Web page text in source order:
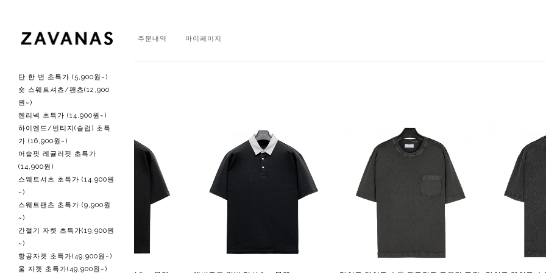
회원가입 로그인 주문내역 마이페이지
단 한 번 초특가 (5,900원~)
숏 스웨트셔츠/팬츠(12,900
원~)
헨리넥 초특가 (14,900원~)
하이엔드/빈티지(슬럽) 초특
가 (16,900원~)
머슬핏 레귤러핏 초특가
(14,900원)
스웨트셔츠 초특가 (14,900원
~)
스웨트팬츠 초특가 (9,900원
~)
간절기 자켓 초특가(19,900원
~)
항공자켓 초특가(49,900원~)
울 자켓 초특가(49,900원~)
주간 베스트